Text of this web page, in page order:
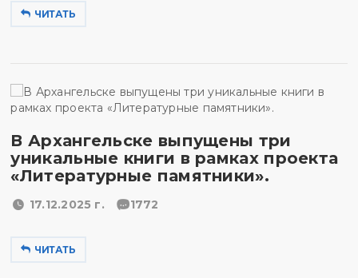
ЧИТАТЬ
В Архангельске выпущены три
уникальные книги в рамках проекта
«Литературные памятники».
17.12.2025 г. 1772
ЧИТАТЬ